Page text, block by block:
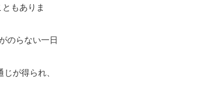
もありま
のらない一日
が得られ、